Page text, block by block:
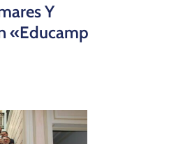
Y
«educamp